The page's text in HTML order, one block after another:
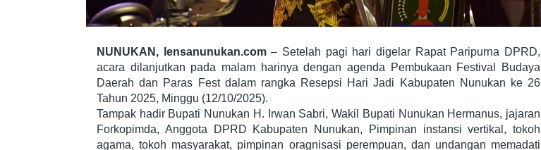
NUNUKAN, lensanunukan.com– Setelah pagi hari digelar Rapat Paripurna DPRD,
acara dilanjutkan pada malam harinya dengan agenda Pembukaan Festival Budaya
Daerah dan Paras Fest dalam rangka Resepsi Hari Jadi Kabupaten Nunukan ke 26
Tahun 2025, Minggu (12/10/2025).
Tampak hadir Bupati Nunukan H. Irwan Sabri, Wakil Bupati Nunukan Hermanus, jajaran
Forkopimda, Anggota DPRD Kabupaten Nunukan, Pimpinan instansi vertikal, tokoh
agama, tokoh masyarakat, pimpinan oragnisasi perempuan, dan undangan memadati